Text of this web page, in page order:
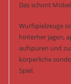
Das schont
Wurfspielzeuge
hinterher jagen,
aufspüren und
körperliche
Spiel.